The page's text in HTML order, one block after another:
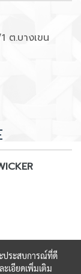
ต.บางเขน
ประสบการณ์ที่ดี
เอียดเพิ่มเติม